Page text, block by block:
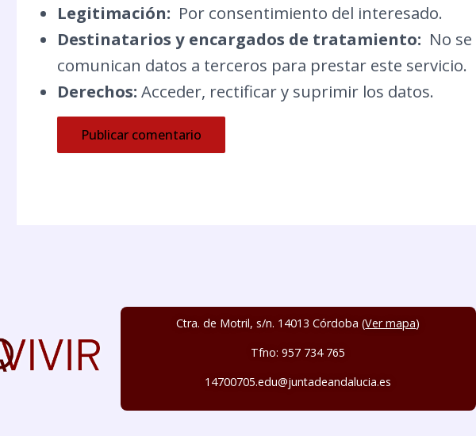
Legitimación: Por consentimiento del interesado.
Destinatarios y encargados de tratamiento: No
comunican datos a terceros para prestar este servicio.
Derechos: Acceder, rectificar y suprimir los datos.
Ctra. de Motril, s/n. 14013 Córdoba (Ver mapa)
Tfno: 957 734 765
14700705.edu@juntadeandalucia.es